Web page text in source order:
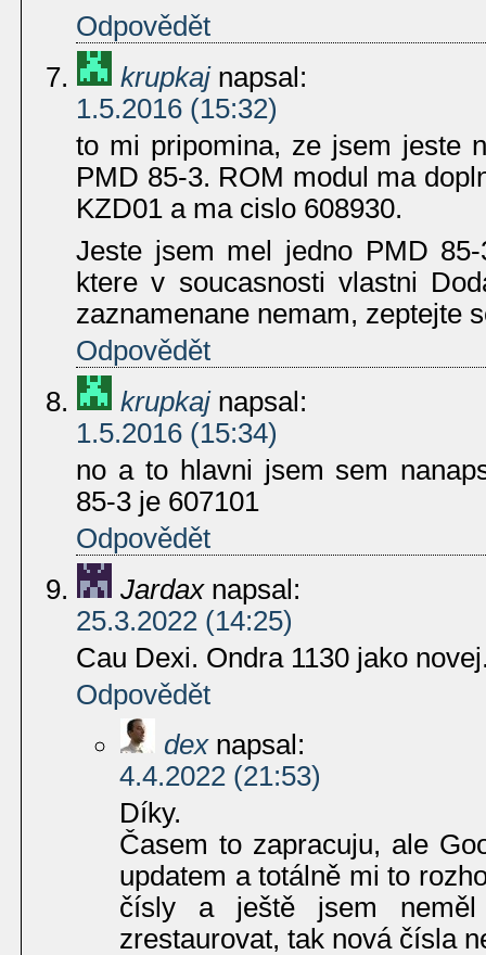
Odpovědět
krupkaj napsal:
1.5.2016 (15:32)
to mi pripomina, ze jsem jeste
PMD 85-3. ROM modul ma
KZD01 a ma cislo 608930.
Jeste jsem mel jedno PMD
ktere v soucasnosti vlastni
zaznamenane nemam, zeptejte
Odpovědět
krupkaj napsal:
1.5.2016 (15:34)
no a to hlavni jsem sem
85-3 je 607101
Odpovědět
Jardax napsal:
25.3.2022 (14:25)
Cau Dexi. Ondra 1130 jako
Odpovědět
dex napsal:
4.4.2022 (21:53)
Díky.
Časem to zapracuju, ale
updatem a totálně mi to
čísly a ještě jsem
zrestaurovat, tak nová čísla